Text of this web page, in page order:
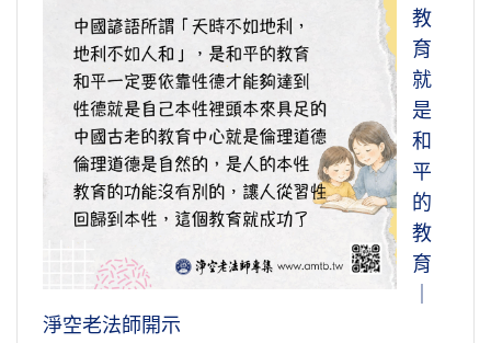
教
育
就
是
和
平
的
教
育
淨空老法師開示